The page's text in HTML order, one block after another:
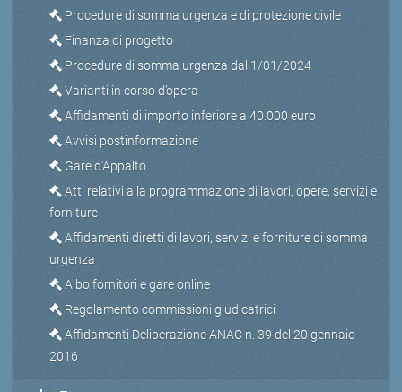
Procedure di somma urgenza e di protezione civile
Finanza di progetto
Procedure di somma urgenza dal 1/01/2024
Varianti in corso d’opera
Affidamenti di importo inferiore a 40.000 euro
Avvisi postinformazione
Gare d'Appalto
Atti relativi alla programmazione di lavori, opere, servizi e
forniture
Affidamenti diretti di lavori, servizi e forniture di somma
urgenza
Albo fornitori e gare online
Regolamento commissioni giudicatrici
Affidamenti Deliberazione ANAC n. 39 del 20 gennaio
2016